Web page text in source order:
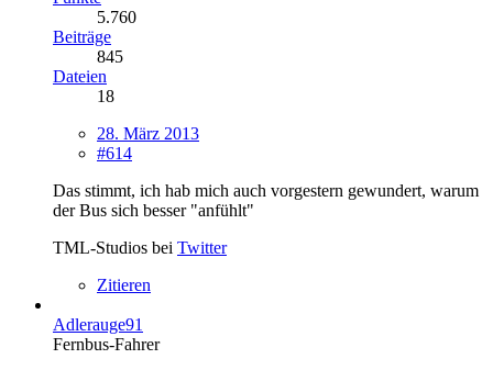
5.760
Beiträge
845
Dateien
18
28. März 2013
#614
Das stimmt, ich hab mich auch vorgestern gewundert, warum
der Bus sich besser "anfühlt"
TML-Studios bei Twitter
Zitieren
Adlerauge91
Fernbus-Fahrer